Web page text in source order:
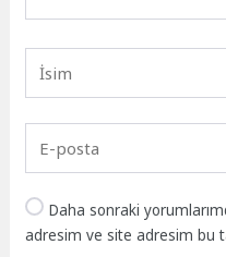
Daha sonraki
adresim ve site adresim bu